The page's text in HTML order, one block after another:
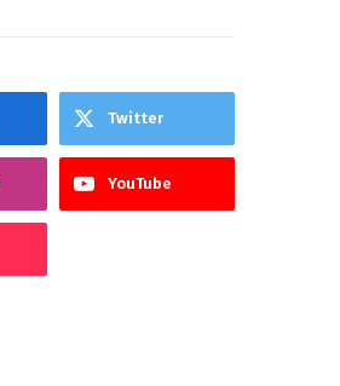
Twitter
YouTube